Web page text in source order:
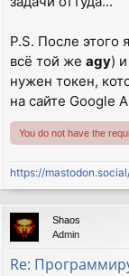
P.S. После этого
всё той же agy)
нужен токен,
на сайте Google
You do not have the
https://
Shaos
Admin
Re: